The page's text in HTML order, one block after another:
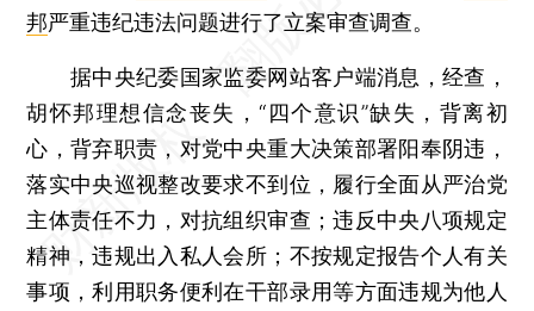
邦严重违纪违法问题进行了立案审查调查。
据中央纪委国家监委网站客户端消息，经查，
胡怀邦理想信念丧失，“四个意识”缺失，背离初
心，背弃职责，对党中央重大决策部署阳奉阴违，
落实中央巡视整改要求不到位，履行全面从严治党
主体责任不力，对抗组织审查；违反中央八项规定
精神，违规出入私人会所；不按规定报告个人有关
事项，利用职务便利在干部录用等方面违规为他人